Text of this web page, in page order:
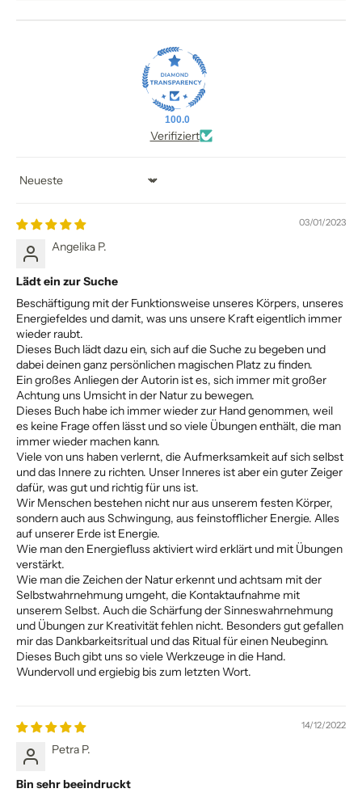
100.0
Verifiziert
Sort by
03/01/2023
Angelika P.
Lädt ein zur Suche
Beschäftigung mit der Funktionsweise unseres Körpers, unseres
Energiefeldes und damit, was uns unsere Kraft eigentlich immer
wieder raubt.
Dieses Buch lädt dazu ein, sich auf die Suche zu begeben und
dabei deinen ganz persönlichen magischen Platz zu finden.
Ein großes Anliegen der Autorin ist es, sich immer mit großer
Achtung uns Umsicht in der Natur zu bewegen.
Dieses Buch habe ich immer wieder zur Hand genommen, weil
es keine Frage offen lässt und so viele Übungen enthält, die man
immer wieder machen kann.
Viele von uns haben verlernt, die Aufmerksamkeit auf sich selbst
und das Innere zu richten. Unser Inneres ist aber ein guter Zeiger
dafür, was gut und richtig für uns ist.
Wir Menschen bestehen nicht nur aus unserem festen Körper,
sondern auch aus Schwingung, aus feinstofflicher Energie. Alles
auf unserer Erde ist Energie.
Wie man den Energiefluss aktiviert wird erklärt und mit Übungen
verstärkt.
Wie man die Zeichen der Natur erkennt und achtsam mit der
Selbstwahrnehmung umgeht, die Kontaktaufnahme mit
unserem Selbst. Auch die Schärfung der Sinneswahrnehmung
und Übungen zur Kreativität fehlen nicht. Besonders gut gefallen
mir das Dankbarkeitsritual und das Ritual für einen Neubeginn.
Dieses Buch gibt uns so viele Werkzeuge in die Hand.
Wundervoll und ergiebig bis zum letzten Wort.
14/12/2022
Petra P.
Bin sehr beeindruckt